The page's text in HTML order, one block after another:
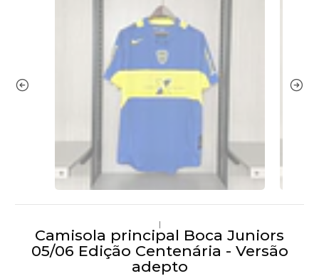
|
Camisola principal Boca Juniors
05/06 Edição Centenária - Versão
adepto